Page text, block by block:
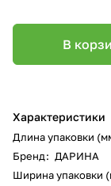
В
Характеристики
Длина упаковки
Бренд: ДАРИНА
Ширина упаковки